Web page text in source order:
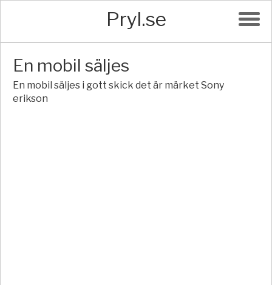
Pryl.se
En mobil säljes
En mobil säljes i gott skick det är märket Sony
erikson